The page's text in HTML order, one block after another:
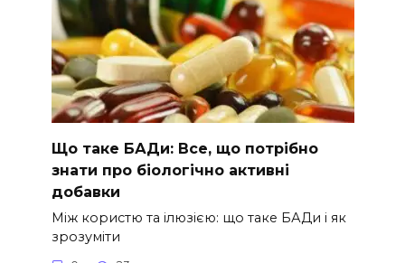
Що таке БАДи: Все, що потрібно
знати про біологічно активні
добавки
Між користю та ілюзією: що таке БАДи і як
зрозуміти